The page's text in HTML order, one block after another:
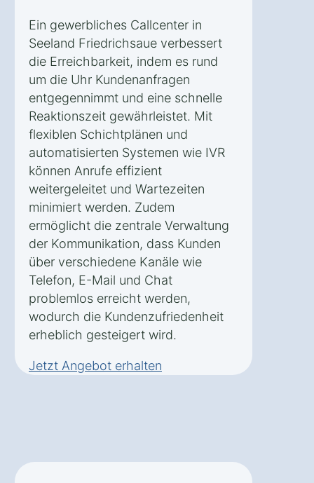
Ein gewerbliches Callcenter in
Seeland Friedrichsaue verbessert
die Erreichbarkeit, indem es rund
um die Uhr Kundenanfragen
entgegennimmt und eine schnelle
Reaktionszeit gewährleistet. Mit
flexiblen Schichtplänen und
automatisierten Systemen wie IVR
können Anrufe effizient
weitergeleitet und Wartezeiten
minimiert werden. Zudem
ermöglicht die zentrale Verwaltung
der Kommunikation, dass Kunden
über verschiedene Kanäle wie
Telefon, E-Mail und Chat
problemlos erreicht werden,
wodurch die Kundenzufriedenheit
erheblich gesteigert wird.
Jetzt Angebot erhalten